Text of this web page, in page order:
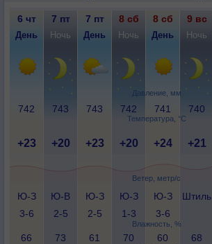
Давление, мм
Температура, °C
Ветер, метр/с
Влажность, %
6 чт 7 пт 7 пт 8 сб 8 сб 9 вс
День Ночь День Ночь День Ночь
742 743 743 742 741 740
+23 +20 +23 +20 +24 +21
Ю-З
3-6
Ю-В
2-5
Ю-З
2-5
Ю-З
1-3
Ю-З
3-6
Штиль
66 73 61 70 60 68